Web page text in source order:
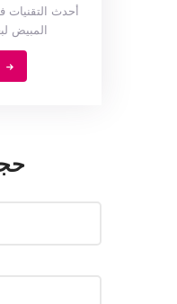
أحدث التقنيات
المبيض